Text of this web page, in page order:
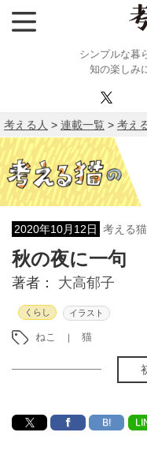
シンプルな暮
知の楽しみ
考える人 > 連載一覧 > 考え
2020年10月12日 考える
秋の夜に一句
著者： 大高郁子
くらし イラスト
ねこ 猫
B!